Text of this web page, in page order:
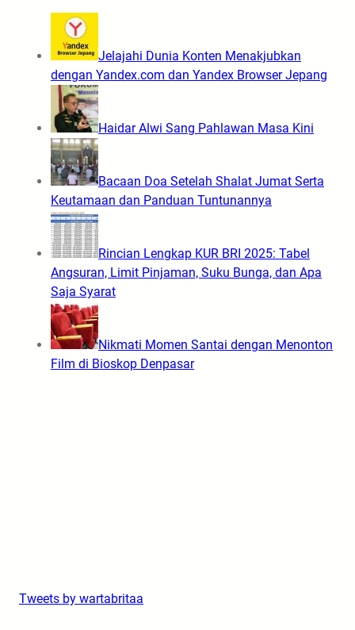
Jelajahi Dunia Konten Menakjubkan
dengan Yandex.com dan Yandex Browser Jepang
Haidar Alwi Sang Pahlawan Masa Kini
Bacaan Doa Setelah Shalat Jumat Serta
Keutamaan dan Panduan Tuntunannya
Rincian Lengkap KUR BRI 2025: Tabel
Angsuran, Limit Pinjaman, Suku Bunga, dan Apa
Saja Syarat
Nikmati Momen Santai dengan Menonton
Film di Bioskop Denpasar
Tweets by wartabritaa